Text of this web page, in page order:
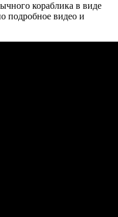
кораблика в виде
подробное видео и